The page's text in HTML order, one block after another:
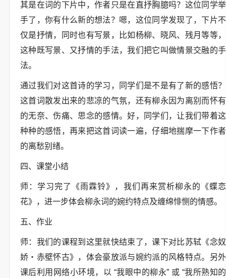
其是在词的下片中，作者只是在直抒胸臆吗？这位同学举
手了，你有什么新的想法？嗯，这位同学发现了，下片不
仅是抒情，同时也有写景，比如杨柳、晓风、残月等等，
这种既写景、又抒情的手法，我们把它叫做情景交融的手
法。
通过我们对这首诗的学习，同学们是不是有了新的感悟？
这首词散发出来的悲凉的气氛，还有柳永因为离别而怀有
的无奈、伤痛、思念的感情。好，同学们，让我们带着这
种种的感悟，再来把这首词读一遍，仔细地揣摩一下作者
的离愁别绪。
四、课堂小结
师：学习完了《雨霖铃》，我们再来赏析柳永的《蝶恋
花》，进一步体会柳永词的婉约特点及缠绵悱恻的情感。
五、作业
师：我们的课程到这里就快结束了，课下对比苏轼《念奴
娇・赤壁怀古》，体会豪放派与婉约派的风格特点。另外
课后利用网络小环境，以 “我眼中的柳永” 或 “我所熟知的